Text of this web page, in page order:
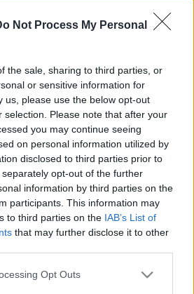
Not Process My Personal
the sale, sharing to third parties, or
or sensitive information for
us, please use the below opt-out
selection. Please note that after your
you may continue seeing
on personal information utilized by
disclosed to third parties prior to
opt-out of the further
information by third parties on the
participants. This information may
to third parties on the IAB’s List of
that may further disclose it to other
app uses one or more Google
Opt Outs
yng
diolch i drigolion, grwpiau
ar ôl i’r sir barhau i fod yn uchel
wedi’i gadarnhau a’i archwilio yn
ailgylchu 72.3% o’r gwastraff a
y tu ôl i Sir Benfro ar 73.5%.
yn dangos Sir Fynwy yn symud
fel yr ail wlad orau yn y byd